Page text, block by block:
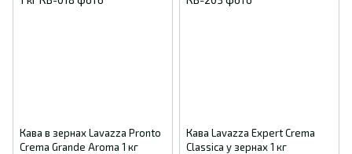
Кава в зернах Lavazza Pronto
Crema Grande Aroma 1 кг
Кава Lavazza Expert Crema
Classica у зернах 1 кг